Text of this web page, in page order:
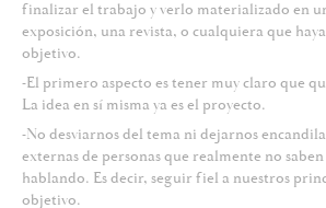
finalizar el trabajo y verlo materializado en
exposición, una revista, o cualquiera que
objetivo.
-El primero aspecto es tener muy claro que
La idea en sí misma ya es el proyecto.
-No desviarnos del tema ni dejarnos
externas de personas que realmente no
hablando. Es decir, seguir fiel a nuestros
objetivo.